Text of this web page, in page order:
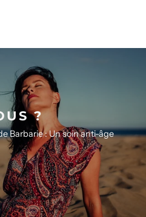
?
Barbarie : Un soin anti-âge